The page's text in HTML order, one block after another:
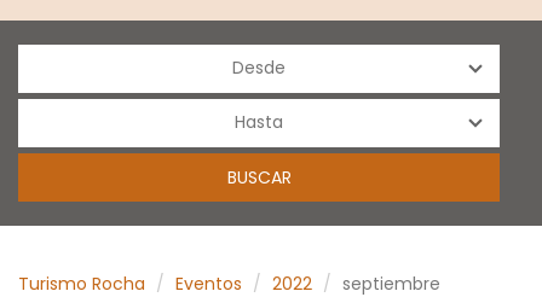
Turismo Rocha Eventos 2022 septiembre